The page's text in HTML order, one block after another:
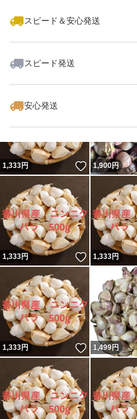
スピード＆安心発送
スピード発送
安心発送
1,333円 いいね！
1,900円
1,333円 いいね！
1,333円
1,333円 いいね！
1,499円